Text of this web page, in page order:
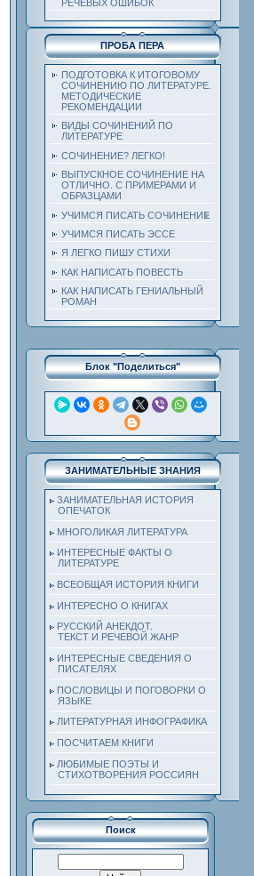
РЕЧЕВЫХ ОШИБОК
ПРОБА ПЕРА
ПОДГОТОВКА К ИТОГОВОМУ
СОЧИНЕНИЮ ПО ЛИТЕРАТУРЕ.
МЕТОДИЧЕСКИЕ
РЕКОМЕНДАЦИИ
ВИДЫ СОЧИНЕНИЙ ПО
ЛИТЕРАТУРЕ
СОЧИНЕНИЕ? ЛЕГКО!
ВЫПУСКНОЕ СОЧИНЕНИЕ НА
ОТЛИЧНО. С ПРИМЕРАМИ И
ОБРАЗЦАМИ
УЧИМСЯ ПИСАТЬ СОЧИНЕНИЕ
УЧИМСЯ ПИСАТЬ ЭССЕ
Я ЛЕГКО ПИШУ СТИХИ
КАК НАПИСАТЬ ПОВЕСТЬ
КАК НАПИСАТЬ ГЕНИАЛЬНЫЙ
РОМАН
Блок "Поделиться"
ЗАНИМАТЕЛЬНЫЕ ЗНАНИЯ
ЗАНИМАТЕЛЬНАЯ ИСТОРИЯ
ОПЕЧАТОК
МНОГОЛИКАЯ ЛИТЕРАТУРА
ИНТЕРЕСНЫЕ ФАКТЫ О
ЛИТЕРАТУРЕ
ВСЕОБЩАЯ ИСТОРИЯ КНИГИ
ИНТЕРЕСНО О КНИГАХ
РУССКИЙ АНЕКДОТ.
ТЕКСТ И РЕЧЕВОЙ ЖАНР
ИНТЕРЕСНЫЕ СВЕДЕНИЯ О
ПИСАТЕЛЯХ
ПОСЛОВИЦЫ И ПОГОВОРКИ О
ЯЗЫКЕ
ЛИТЕРАТУРНАЯ ИНФОГРАФИКА
ПОСЧИТАЕМ КНИГИ
ЛЮБИМЫЕ ПОЭТЫ И
СТИХОТВОРЕНИЯ РОССИЯН
Поиск